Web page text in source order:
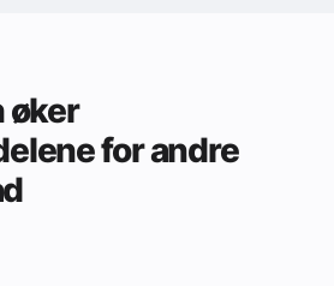
øker
for andre